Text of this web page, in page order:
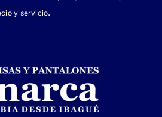
y servicio.